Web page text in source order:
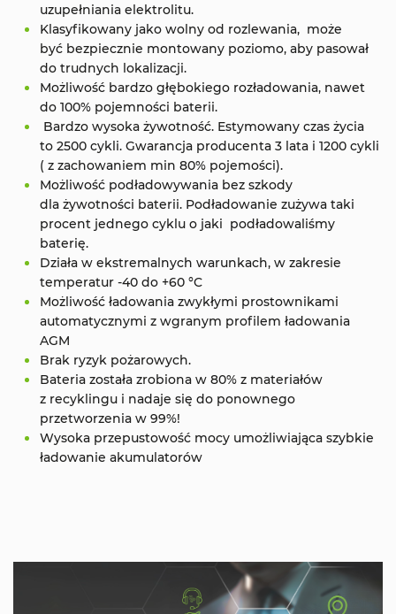
uzupełniania elektrolitu.
Klasyfikowany jako wolny od rozlewania, może
być bezpiecznie montowany poziomo, aby pasował
do trudnych lokalizacji.
Możliwość bardzo głębokiego rozładowania, nawet
do 100% pojemności baterii.
Bardzo wysoka żywotność. Estymowany czas życia
to 2500 cykli. Gwarancja producenta 3 lata i 1200 cykli
( z zachowaniem min 80% pojemości).
Możliwość podładowywania bez szkody
dla żywotności baterii. Podładowanie zużywa taki
procent jednego cyklu o jaki podładowaliśmy
baterię.
Działa w ekstremalnych warunkach, w zakresie
temperatur -40 do +60 °C
Możliwość ładowania zwykłymi prostownikami
automatycznymi z wgranym profilem ładowania
AGM
Brak ryzyk pożarowych.
Bateria została zrobiona w 80% z materiałów
z recyklingu i nadaje się do ponownego
przetworzenia w 99%!
Wysoka przepustowość mocy umożliwiająca szybkie
ładowanie akumulatorów